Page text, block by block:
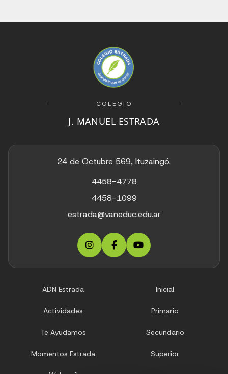
COLEGIO
J. MANUEL ESTRADA
24 de Octubre 569, Ituzaingó.
4458-4778
4458-1099
estrada@vaneduc.edu.ar
ADN Estrada Inicial
Actividades Primario
Te Ayudamos Secundario
Momentos Estrada Superior